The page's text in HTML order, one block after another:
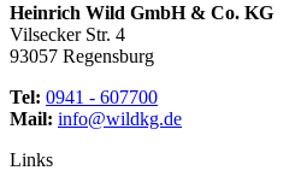
Heinrich Wild GmbH & Co. KG
Vilsecker Str. 4
93057 Regensburg
Tel: 0941 - 607700
Mail: info@wildkg.de
Links